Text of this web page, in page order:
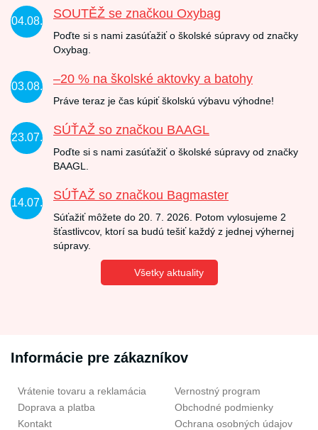
04.08.
SOUTĚŽ se značkou Oxybag
Poďte si s nami zasúťažiť o školské súpravy od značky
Oxybag.
03.08.
–20 % na školské aktovky a batohy
Práve teraz je čas kúpiť školskú výbavu výhodne!
23.07.
SÚŤAŽ so značkou BAAGL
Poďte si s nami zasúťažiť o školské súpravy od značky
BAAGL.
14.07.
SÚŤAŽ so značkou Bagmaster
Súťažiť môžete do 20. 7. 2026. Potom vylosujeme 2
šťastlivcov, ktorí sa budú tešiť každý z jednej výhernej
súpravy.
Všetky aktuality
Informácie pre zákazníkov
Vrátenie tovaru a reklamácia
Doprava a platba
Kontakt
Vernostný program
Obchodné podmienky
Ochrana osobných údajov